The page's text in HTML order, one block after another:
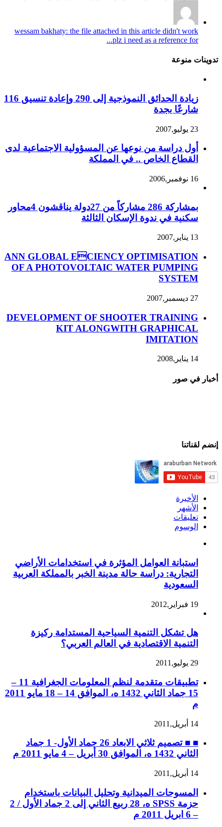
wessam bakhaty: the file attached in this article didn't work
plz i need as a reference for...
تدوينات منوعة
زيادة الحدائق النموذجية إلى 290 وإعادة تنسيق 116
شارعًا بجدة
23 يوليو,2007
أول دراسة من نوعها عن المسؤولية الاجتماعية لدى
القطاع الخاص .. في المملكة
16 نوفمبر,2006
بمشاركة 286 مشاركاً من 27دولة يناقشون 4محاور
سكنية في ندوة الإسكان الثالثة
13 يناير,2007
ANN GLOBAL ECIENCY OPTIMISATION
OF A PHOTOVOLTAIC WATER PUMPING
SYSTEM
27 ديسمبر,2007
DEVELOPMENT OF SHOOTER TRAINING
KIT ALONGWITH GRAPHICAL
IMITATION
14 يناير,2008
أخبار في صور
إنضم لقناتنا
الأخيرة
الأشهر
تعليقات
الوسوم
استبانة العوامل المؤثرة في استخدامات الأراضي
التجارية: دراسة حالة مدينة الخبر بالمملكة العربية
السعودية
19 فبراير,2012
هل تشكل التنمية السياحية المستدامة ركيزة
التنمية الاقتصادية في العالم العربي؟
29 يوليو,2011
تطبيقات متقدمة لنظم المعلومات الجغرافية 11 –
15 جماد الثاني 1432 ه، الموافق 14 – 18 مايو 2011
م
14 أبريل,2011
■ ■ تصميم ثلاثي الابعاد 26 جماد الأول- 1 جماد
الثاني 1432 ه، الموافق 30 أبريل – 4 مايو 2011 م
14 أبريل,2011
المسوحات الميدانية وتحليل البيانات باستخدام
حزمة SPSS ه، 28 ربيع الثاني إلى 2 جماد الأول / 2
– 6 ابريل 2011 م